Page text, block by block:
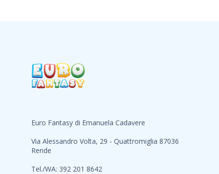
Euro Fantasy di Emanuela Cadavere
Via Alessandro Volta, 29 - Quattromiglia 87036
Rende
Tel./WA: 392 201 8642